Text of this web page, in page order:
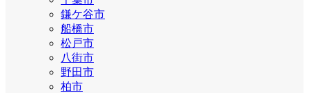
鎌ケ谷市
船橋市
松戸市
八街市
野田市
柏市